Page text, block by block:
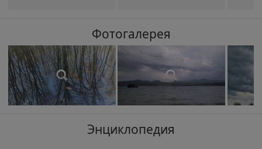
Фотогалерея
Энциклопедия